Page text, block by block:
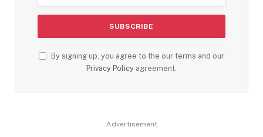
By signing up, you agree to the our terms and our
Privacy Policy agreement.
Advertisement